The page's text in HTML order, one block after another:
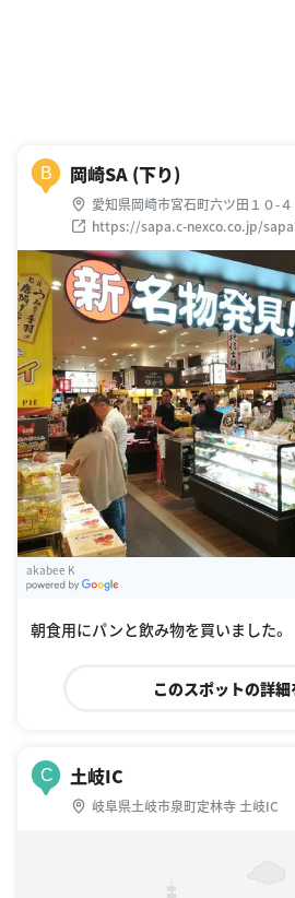
B 岡崎SA (下り)
愛知県岡崎市宮石町六ツ田１０-
https://sapa.c-nexco.co.jp/
akabee K
朝食用にパンと飲み物を買いました。
このスポットの詳細
C 土岐IC
岐阜県土岐市泉町定林寺 土岐IC